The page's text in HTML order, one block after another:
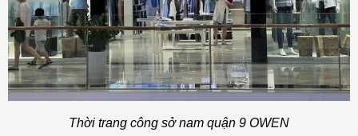
Thời trang công sở nam quận 9 OWEN